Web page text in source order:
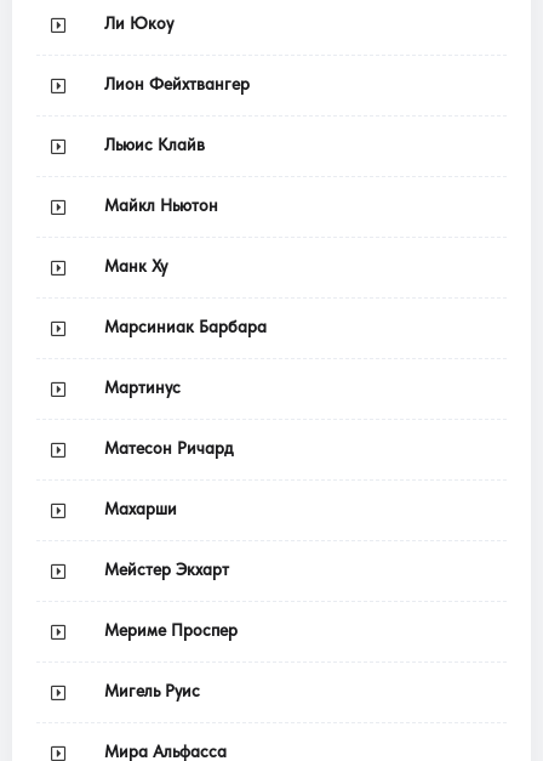
Ли Юкоу
Лион Фейхтвангер
Льюис Клайв
Майкл Ньютон
Манк Ху
Марсиниак Барбара
Мартинус
Матесон Ричард
Махарши
Мейстер Экхарт
Мериме Проспер
Мигель Руис
Мира Альфасса